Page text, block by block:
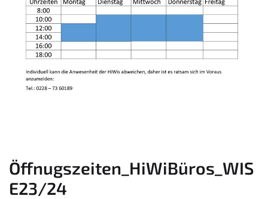
Öffnugszeiten_HiWiBüros_WIS
E23/24